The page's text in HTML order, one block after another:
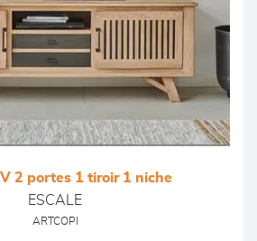
2 portes 1 tiroir 1 niche
ESCALE
ARTCOPI